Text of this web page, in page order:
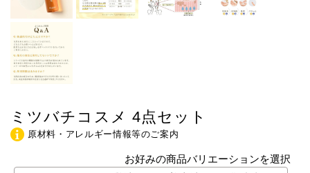
ミツバチコスメ 4点セット
原材料・アレルギー情報等のご案内
お好みの商品バリエーションを選択